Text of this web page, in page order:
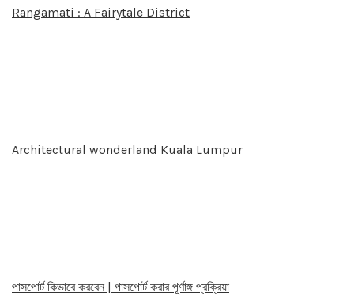
Rangamati : A Fairytale District
Architectural wonderland Kuala Lumpur
পাসপোর্ট কিভাবে করবেন | পাসপোর্ট করার পূর্ণাঙ্গ প্রক্রিয়া